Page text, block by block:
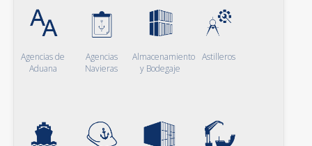
Agencias de
Aduana
Agencias
Navieras
Almacenamiento
y Bodegaje
Astilleros